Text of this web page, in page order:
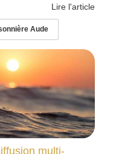
Lire l'article
Aude
multi-